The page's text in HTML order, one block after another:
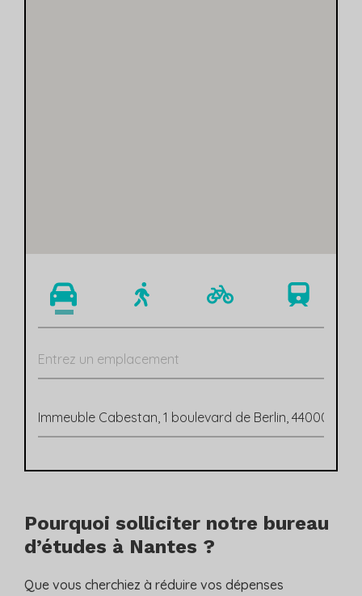
Pourquoi solliciter notre bureau
d’études à Nantes ?
Que vous cherchiez à réduire vos dépenses